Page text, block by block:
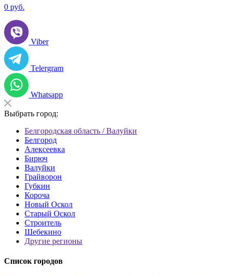
0 руб.
Viber
Telergram
Whatsapp
Выбрать город:
Белгородская область / Валуйки
Белгород
Алексеевка
Бирюч
Валуйки
Грайворон
Губкин
Короча
Новый Оскол
Старый Оскол
Строитель
Шебекино
Другие регионы
Список городов